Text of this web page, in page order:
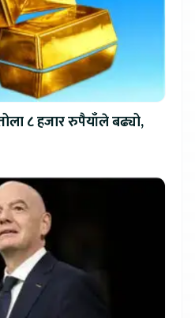
८ हजार रुपैयाँले बढ्यो,